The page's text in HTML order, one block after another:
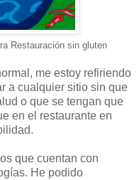
Restauración sin gluten
me estoy refiriendo
a cualquier sitio sin que
o que se tengan que
en el restaurante en
que cuentan con
He podido